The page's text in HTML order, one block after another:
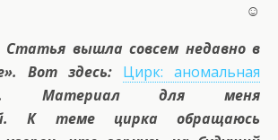
☺
Статья вышла совсем недавно в
Вот здесь: Цирк: аномальная
Материал для меня
К теме цирка обращаюсь